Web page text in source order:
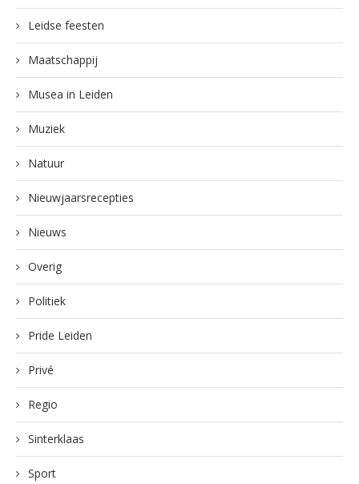
Leidse feesten
Maatschappij
Musea in Leiden
Muziek
Natuur
Nieuwjaarsrecepties
Nieuws
Overig
Politiek
Pride Leiden
Privé
Regio
Sinterklaas
Sport